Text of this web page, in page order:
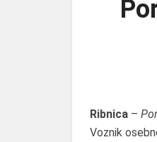
Ribnica –
Voznik